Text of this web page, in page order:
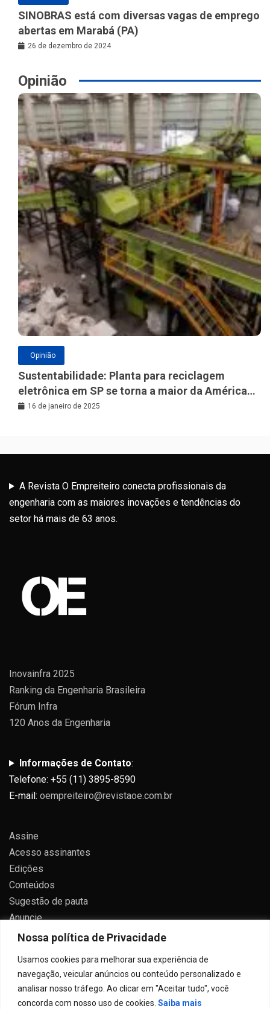
Nossa política de Privacidade
Usamos cookies para melhorar sua experiência de
navegação, veicular anúncios ou conteúdo personalizado e
analisar nosso tráfego. Ao clicar em "Aceitar tudo", você
concorda com nosso uso de cookies. Saiba mais
SINOBRAS está com diversas vagas de emprego
abertas em Marabá (PA)
26 de dezembro de 2024
Opinião
Opinião
Sustentabilidade: Planta para reciclagem
eletrônica em SP se torna a maior da América
Latina
16 de janeiro de 2025
A Revista O Empreiteiro conecta profissionais da
engenharia com as maiores inovações e tendências do
setor há mais de 63 anos.
Inovainfra 2025
Ranking da Engenharia Brasileira
Fórum Infra
120 Anos da Engenharia
Informações de Contato:
Telefone: +55 (11) 3895-8590
E-mail: oempreiteiro@revistaoe.com.br
Assine
Acesso assinantes
Edições
Conteúdos
Sugestão de pauta
Anuncie
Contato